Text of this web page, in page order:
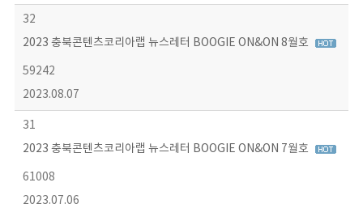
32
2023 충북콘텐츠코리아랩 뉴스레터 BOOGIE ON&ON 8월호
59242
2023.08.07
31
2023 충북콘텐츠코리아랩 뉴스레터 BOOGIE ON&ON 7월호
61008
2023.07.06